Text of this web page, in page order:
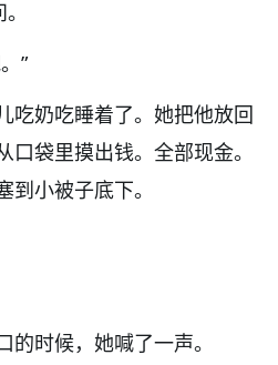
”
吃奶吃睡着了。她把他放回
袋里摸出钱。全部现金。
小被子底下。
的时候，她喊了一声。